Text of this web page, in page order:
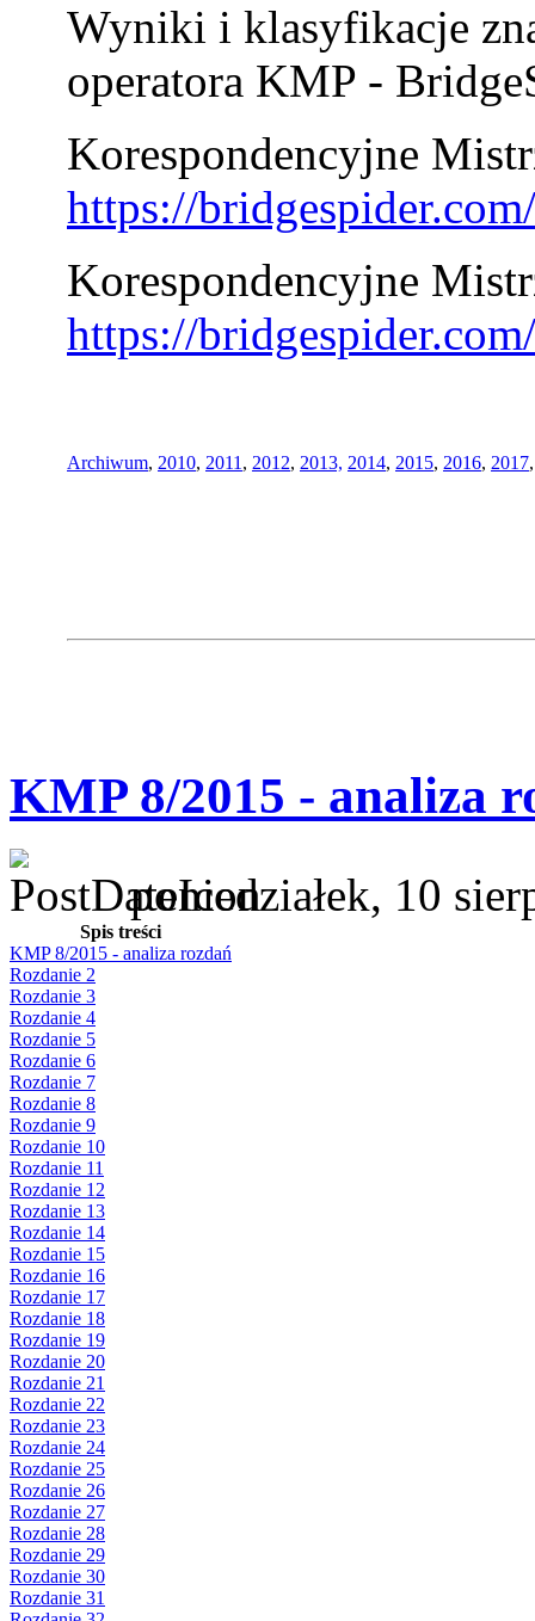
Wyniki i klasyfikacje
operatora KMP -
Korespondencyjne
https://
Korespondencyjne
https://
Archiwum, 2010, 2011 , 2012, 2013, 2014, 2015, 2016, 2017
KMP 8/2015 - analiza
poniedziałek, 10
Spis treści
KMP 8/2015 - analiza rozdań
Rozdanie 2
Rozdanie 3
Rozdanie 4
Rozdanie 5
Rozdanie 6
Rozdanie 7
Rozdanie 8
Rozdanie 9
Rozdanie 10
Rozdanie 11
Rozdanie 12
Rozdanie 13
Rozdanie 14
Rozdanie 15
Rozdanie 16
Rozdanie 17
Rozdanie 18
Rozdanie 19
Rozdanie 20
Rozdanie 21
Rozdanie 22
Rozdanie 23
Rozdanie 24
Rozdanie 25
Rozdanie 26
Rozdanie 27
Rozdanie 28
Rozdanie 29
Rozdanie 30
Rozdanie 31